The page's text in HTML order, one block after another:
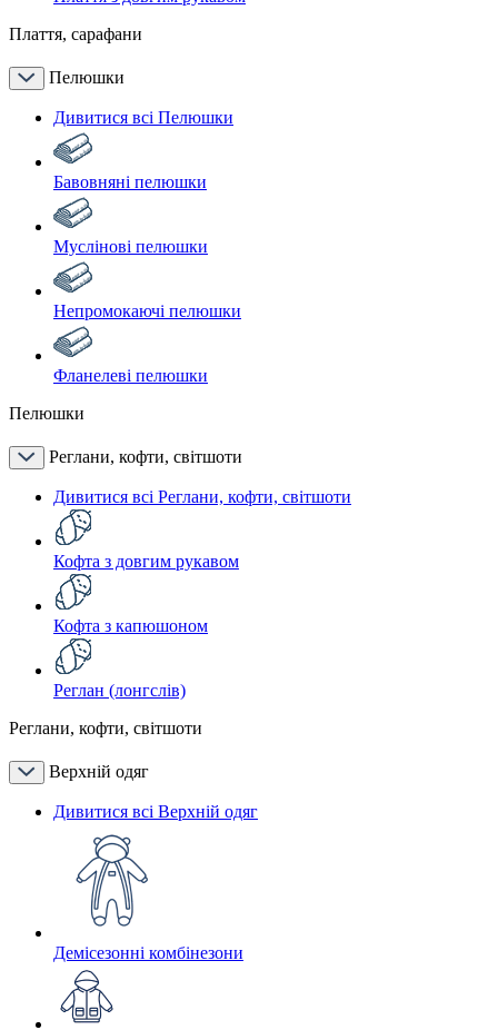
Плаття, сарафани
Пелюшки
Дивитися всі Пелюшки
Бавовняні пелюшки
Муслінові пелюшки
Непромокаючі пелюшки
Фланелеві пелюшки
Пелюшки
Реглани, кофти, світшоти
Дивитися всі Реглани, кофти, світшоти
Кофта з довгим рукавом
Кофта з капюшоном
Реглан (лонгслів)
Реглани, кофти, світшоти
Верхній одяг
Дивитися всі Верхній одяг
Демісезонні комбінезони